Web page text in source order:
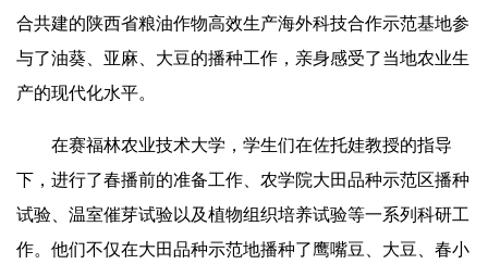
合共建的陕西省粮油作物高效生产海外科技合作示范基地参
与了油葵、亚麻、大豆的播种工作，亲身感受了当地农业生
产的现代化水平。
在赛福林农业技术大学，学生们在佐托娃教授的指导
下，进行了春播前的准备工作、农学院大田品种示范区播种
试验、温室催芽试验以及植物组织培养试验等一系列科研工
作。他们不仅在大田品种示范地播种了鹰嘴豆、大豆、春小